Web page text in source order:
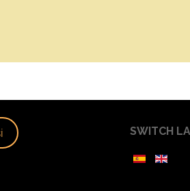
SWITCH